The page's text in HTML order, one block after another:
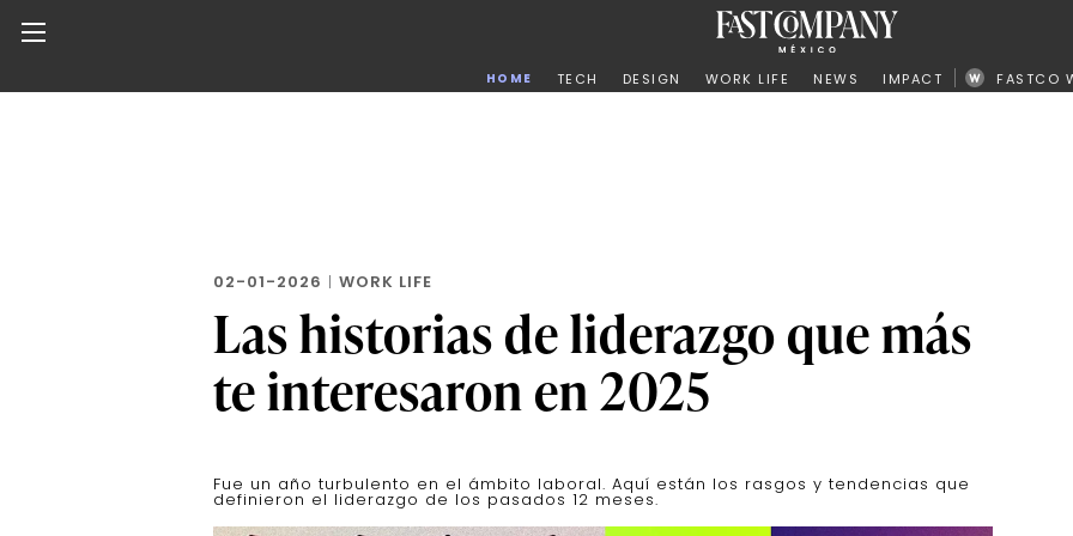
Noticias de negocios, innovación, tecnología y diseño
HOME TECH DESIGN WORK LIFE NEWS IMPACT FASTCO
02-01-2026 | WORK LIFE
Las historias de liderazgo que más
te interesaron en 2025
Fue un año turbulento en el ámbito laboral. Aquí están los rasgos y tendencias que
definieron el liderazgo de los pasados 12 meses.